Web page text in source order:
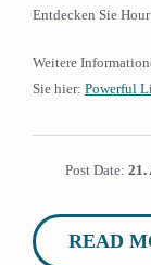
Entdecken Sie
Weitere
Sie hier: Powerful
Post Date: 21.
READ